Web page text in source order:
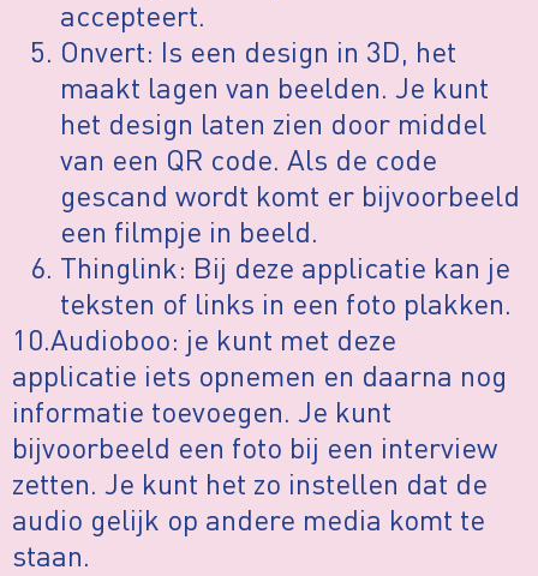
accepteert.
Onvert: Is een design in 3D, het
maakt lagen van beelden. Je kunt
het design laten zien door middel
van een QR code. Als de code
gescand wordt komt er bijvoorbeeld
een filmpje in beeld.
Thinglink: Bij deze applicatie kan je
teksten of links in een foto plakken.
10.Audioboo: je kunt met deze
applicatie iets opnemen en daarna nog
informatie toevoegen. Je kunt
bijvoorbeeld een foto bij een interview
zetten. Je kunt het zo instellen dat de
audio gelijk op andere media komt te
staan.